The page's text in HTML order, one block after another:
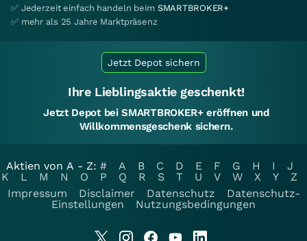
✅ Jederzeit einfach handeln beim SMARTBROKER+
✅ mehr als 25 Jahre Marktpräsenz
Jetzt Depot sichern
Ihre Lieblingsaktie geschenkt!
Jetzt Depot bei SMARTBROKER+ eröffnen und
Willkommensgeschenk sichern.
Aktien von A - Z: # A B C D E F G H I
J
K
L M N O P Q R S T U V W X Y
Z
Impressum
Disclaimer Datenschutz
Datenschutz-
Einstellungen
Nutzungsbedingungen